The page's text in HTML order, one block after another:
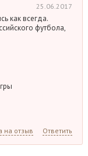
25.06.2017
как всегда.
футбола,
на отзыв Ответить